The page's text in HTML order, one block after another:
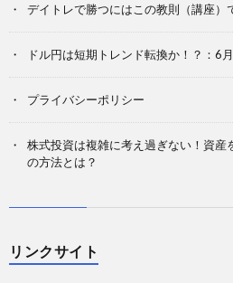
デイトレで勝つにはこの教則（講座）
ドル円は短期トレンド転換か！？：6
プライバシーポリシー
株式投資は複雑に考え過ぎない！資産
の方法とは？
リンクサイト